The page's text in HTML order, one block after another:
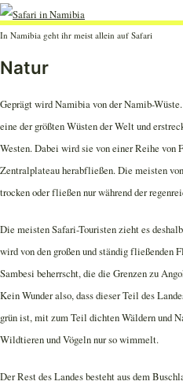
In Namibia geht ihr meist allein auf Safari
Natur
Geprägt wird Namibia von der Namib-
eine der größten Wüsten der Welt und
Westen. Dabei wird sie von einer Reihe von
Zentralplateau herabfließen. Die meisten
trocken oder fließen nur während der
Die meisten Safari-Touristen zieht es
wird von den großen und ständig fließenden
Sambesi beherrscht, die die Grenzen zu
Kein Wunder also, dass dieser Teil des
grün ist, mit zum Teil dichten Wäldern und
Wildtieren und Vögeln nur so wimmelt.
Der Rest des Landes besteht aus dem